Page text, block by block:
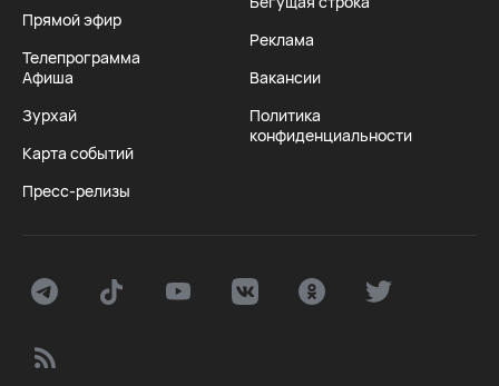
Прямой эфир
Телепрограмма
Афиша
Зурхай
Карта событий
Пресс-релизы
Реклама
Вакансии
Политика
конфиденциальности